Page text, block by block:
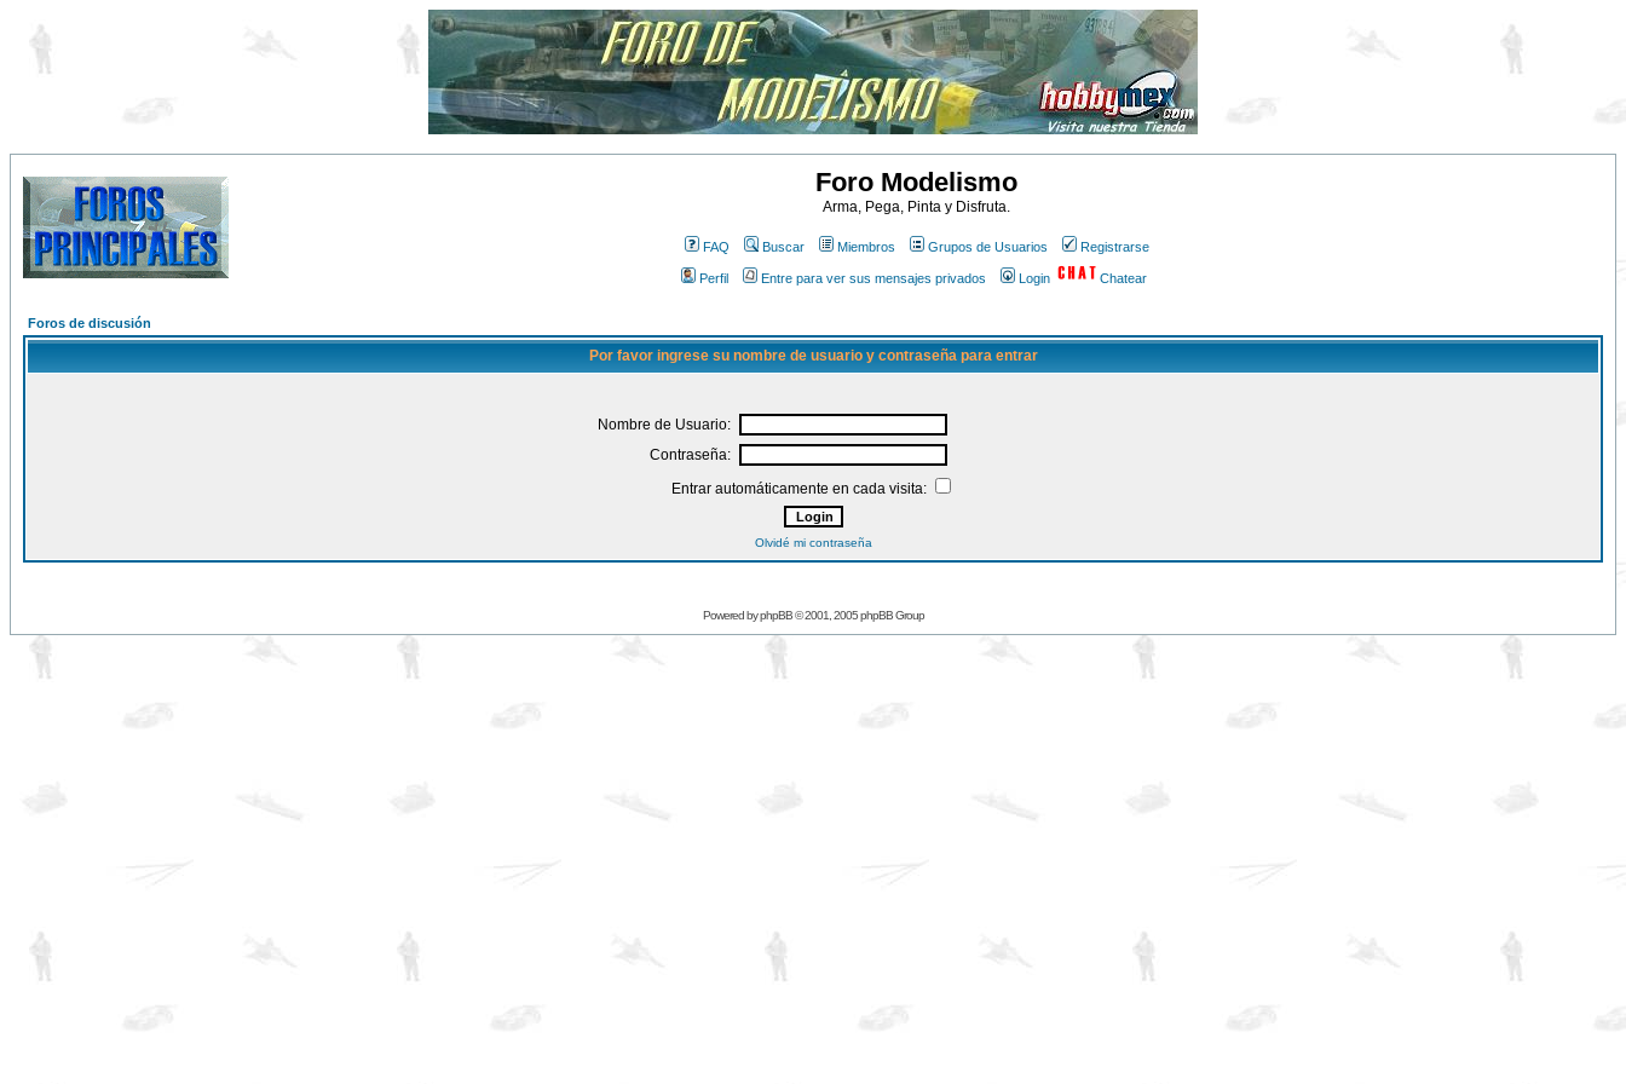
Foro Modelismo
Arma, Pega, Pinta y Disfruta.
FAQ Buscar Miembros Grupos de Usuarios Registrarse
Perfil Entre para ver sus mensajes privados Login Chatear
Foros de discusión
Por favor ingrese su nombre de usuario y contraseña para entrar
Nombre de Usuario:
Contraseña:
Entrar automáticamente en cada visita:
Olvidé mi contraseña
Powered byphpBB© 2001, 2005 phpBB Group